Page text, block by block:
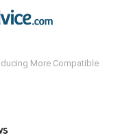
More Compatible